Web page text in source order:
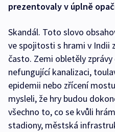
prezentovaly v úplně
Skandál. Toto slovo
ve spojitosti s hrami v Indii
často. Zemi obletěly
nefungující kanalizaci,
epidemii nebo zřícení
mysleli, že hry budou
všechno to, co se kvůli
stadiony, městská